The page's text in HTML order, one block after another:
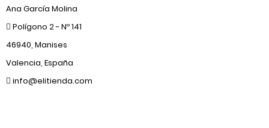
Ana García Molina
Polígono 2 - Nº 141
46940, Manises
Valencia, España
info@elitienda.com